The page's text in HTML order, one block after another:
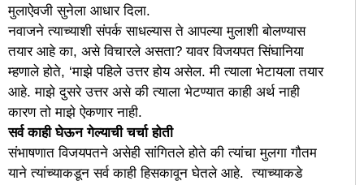
मुलाऐवजी सुनेला आधार दिला.
नवाजने त्याच्याशी संपर्क साधल्यास ते आपल्या मुलाशी बोलण्यास
तयार आहे का, असे विचारले असता? यावर विजयपत सिंघानिया
म्हणाले होते, ‘माझे पहिले उत्तर होय असेल. मी त्याला भेटायला तयार
आहे. माझे दुसरे उत्तर असे की त्याला भेटण्यात काही अर्थ नाही
कारण तो माझे ऐकणार नाही.
सर्व काही घेऊन गेल्याची चर्चा होती
संभाषणात विजयपतने असेही सांगितले होते की त्यांचा मुलगा गौतम
याने त्यांच्याकडून सर्व काही हिसकावून घेतले आहे. त्याच्याकडे